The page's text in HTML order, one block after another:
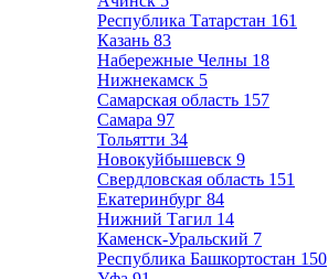
Республика Татарстан 161
Казань 83
Набережные Челны 18
Нижнекамск 5
Самарская область 157
Самара 97
Тольятти 34
Новокуйбышевск 9
Свердловская область 151
Екатеринбург 84
Нижний Тагил 14
Каменск-Уральский 7
Республика Башкортостан 150